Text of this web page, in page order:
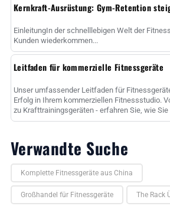
Kernkraft-Ausrüstung: Gym-Retention
EinleitungIn der schnelllebigen Welt der
Kunden wiederkommen...
Leitfaden für kommerzielle Fitnessgeräte
Unser umfassender Leitfaden für
Erfolg in Ihrem kommerziellen Fitnessstudio.
zu Krafttrainingsgeräten - erfahren Sie, wie
auswählen......
Verwandte Suche
Komplette Fitnessgeräte aus China
Großhandel für Fitnessgeräte The Rack